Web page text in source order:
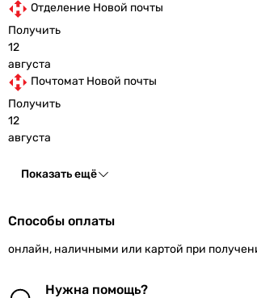
Отделение Новой почты
Получить
12
августа
Почтомат Новой почты
Получить
12
августа
Показать ещё
Способы оплаты
онлайн, наличными или картой при
Нужна помощь?